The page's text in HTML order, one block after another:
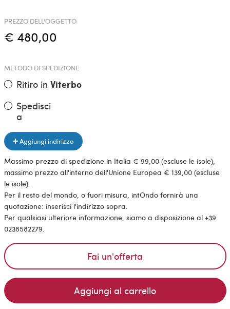
PREZZO DELL'OGGETTO
€ 480,00
METODO DI SPEDIZIONE
Ritiro in Viterbo
Spedisci
a
Aggiungi indirizzo
Massimo prezzo di spedizione in Italia € 99,00 (escluse le isole),
massimo prezzo all'interno dell'Unione Europea € 139,00 (escluse
le isole).
Per il resto del mondo, o fuori misura, intOndo fornirà una
quotazione: inserisci l'indirizzo sopra.
Per qualsiasi ulteriore informazione, siamo a disposizione al +39
0238582279.
Fai un'offerta
Aggiungi al carrello